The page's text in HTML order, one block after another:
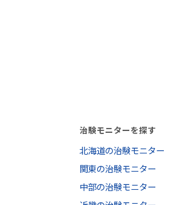
治験モニターを探す
北海道の治験モニター
関東の治験モニター
中部の治験モニター